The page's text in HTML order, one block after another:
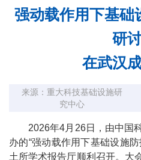
强动载作用下基础
研
在武汉
来源：重大科技基础设施研
究中心
2026年4月26日，由中国
办的“强动载作用下基础设施
土所学术报告厅顺利召开。大